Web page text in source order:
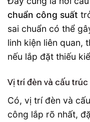
chuẩn công suất
sai chuẩn có thể
linh kiện liên quan,
nếu lắp đặt thiếu
Vị trí đèn và cấu
Có, vị trí đèn và
công lắp rõ nhất,